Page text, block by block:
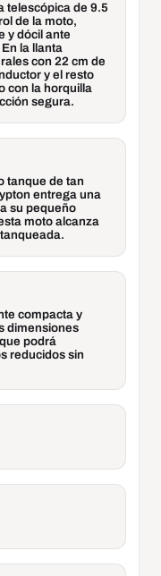
telescópica de 9.5
de la moto,
y dócil ante
la llanta
con 22 cm de
y el resto
con la horquilla
segura.
tanque de tan
entrega una
su pequeño
moto alcanza
compacta y
dimensiones
podrá
reducidos sin